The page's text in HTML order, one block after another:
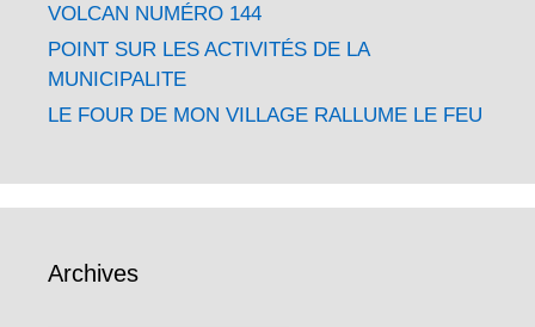
VOLCAN NUMÉRO 144
POINT SUR LES ACTIVITÉS DE LA
MUNICIPALITE
LE FOUR DE MON VILLAGE RALLUME LE FEU
Archives